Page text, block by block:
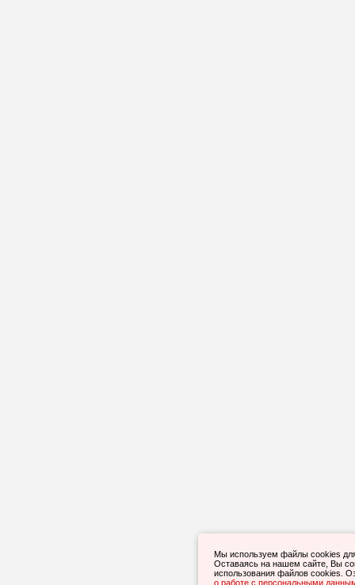
Мы используем файлы cookies
Оставаясь на нашем сайте, Вы
использования файлов cookies.
о работе с персональными